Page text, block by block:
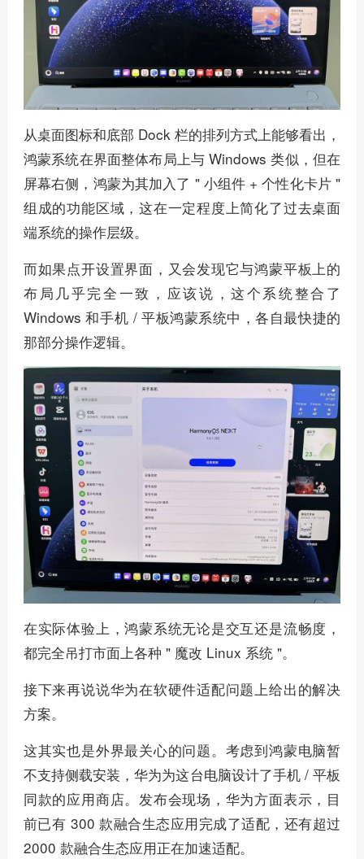
从桌面图标和底部 Dock 栏的排列方式上能够看出，
鸿蒙系统在界面整体布局上与 Windows 类似，但在
屏幕右侧，鸿蒙为其加入了 " 小组件 + 个性化卡片 "
组成的功能区域，这在一定程度上简化了过去桌面
端系统的操作层级。
而如果点开设置界面，又会发现它与鸿蒙平板上的
布局几乎完全一致，应该说，这个系统整合了
Windows 和手机 / 平板鸿蒙系统中，各自最快捷的
那部分操作逻辑。
在实际体验上，鸿蒙系统无论是交互还是流畅度，
都完全吊打市面上各种 " 魔改 Linux 系统 "。
接下来再说说华为在软硬件适配问题上给出的解决
方案。
这其实也是外界最关心的问题。考虑到鸿蒙电脑暂
不支持侧载安装，华为为这台电脑设计了手机 / 平板
同款的应用商店。发布会现场，华为方面表示，目
前已有 300 款融合生态应用完成了适配，还有超过
2000 款融合生态应用正在加速适配。